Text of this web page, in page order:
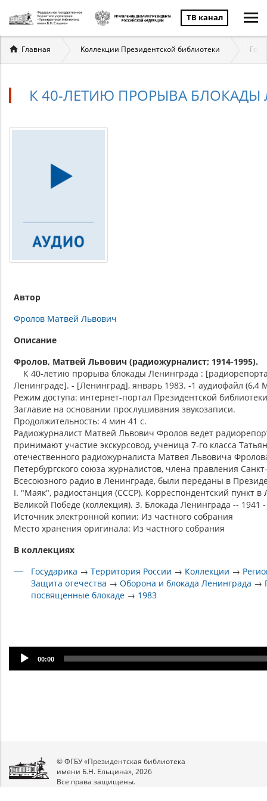
ТВ канал
Вы
здесь
Главная Коллекции Президентской библиотеки
К 40-ЛЕТИЮ ПРОРЫВА БЛОКАДЫ
Автор
Фролов Матвей Львович
Описание
Фролов, Матвей Львович (радиожурналист; 1914-1995).
К 40-летию прорыва блокады Ленинграда :
Ленинграде]. - [Ленинград], январь 1983. -1 аудиофайл
Режим доступа: интернет-портал Президентской
Заглавие на основании прослушивания звукозаписи.
Продолжительность: 4 мин 41 с.
Радиожурналист Матвей Львович Фролов ведет
принимают участие экскурсовод, ученица 7-го класса
отечественного радиожурналиста Матвея Львовича
Петербургского союза журналистов, члена правления
Всесоюзного радио в Ленинграде, были переданы в
I. "Маяк", радиостанция (СССР). Корреспондентский пункт
Великой Победе (коллекция). 3. Блокада Ленинграда --
Источник электронной копии: Из частного собрания
Место хранения оригинала: Из частного собрания
В коллекциях
Государика →Территория России → Коллекции →
Защита отечества →Оборона и блокада Ленинграда →
посвященные блокаде → 1983
Audio
Player
00:00
© ФГБУ «Президентская библиотека
имени Б.Н. Ельцина», 2026
Все права защищены.